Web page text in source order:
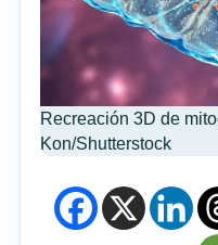
Recreación 3D de
Kon/Shutterstock